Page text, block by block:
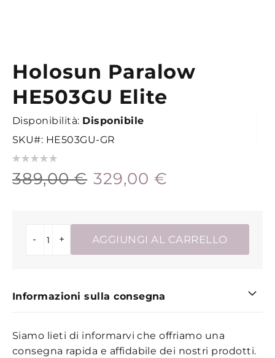
Vai
all'inizio
della
di
immagini
Holosun Paralow
HE503GU Elite
Disponibilità: Disponibile
SKU
HE503GU-GR
Valutazione:
329,00 €
389,00 €
+
- AGGIUNGI AL CARRELLO
Informazioni sulla consegna
Siamo lieti di informarvi che offriamo una
consegna rapida e affidabile dei nostri prodotti.